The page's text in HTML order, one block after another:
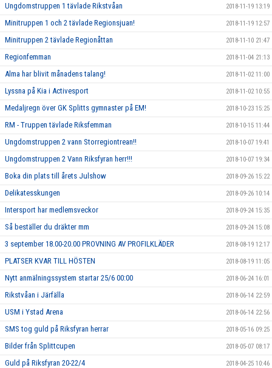
Ungdomstruppen 1 tävlade Rikstvåan 2018-11-19 13:19
Minitruppen 1 och 2 tävlade Regionsjuan! 2018-11-19 12:57
Minitruppen 2 tävlade Regionåttan 2018-11-10 21:47
Regionfemman 2018-11-04 21:13
Alma har blivit månadens talang! 2018-11-02 11:00
Lyssna på Kia i Activesport 2018-11-02 10:55
Medaljregn över GK Splitts gymnaster på EM! 2018-10-23 15:25
RM - Truppen tävlade Riksfemman 2018-10-15 11:44
Ungdomstruppen 2 vann Storregiontrean!! 2018-10-07 19:41
Ungdomstruppen 2 Vann Riksfyran herr!!! 2018-10-07 19:34
Boka din plats till årets Julshow 2018-09-26 15:22
Delikatesskungen 2018-09-26 10:14
Intersport har medlemsveckor 2018-09-24 15:35
Så beställer du dräkter mm 2018-09-24 15:08
3 september 18.00-20.00 PROVNING AV PROFILKLÄDER 2018-08-19 12:17
PLATSER KVAR TILL HÖSTEN 2018-08-19 11:05
Nytt anmälningssystem startar 25/6 00:00 2018-06-24 16:01
Rikstvåan i Järfälla 2018-06-14 22:59
USM i Ystad Arena 2018-06-14 22:56
SMS tog guld på Riksfyran herrar 2018-05-16 09:25
Bilder från Splittcupen 2018-05-07 08:17
Guld på Riksfyran 20-22/4 2018-04-25 10:46